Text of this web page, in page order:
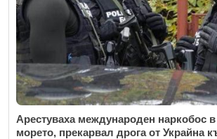
Арестуваха международен наркобос
морето, прекарвал дрога от Украйна